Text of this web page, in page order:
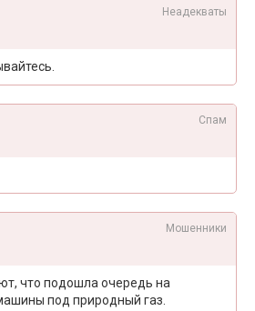
Неадекваты
Спам
Мошенники
что подошла очередь на
под природный газ.